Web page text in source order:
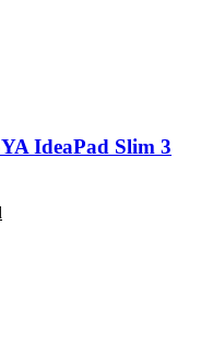
IdeaPad Slim 3